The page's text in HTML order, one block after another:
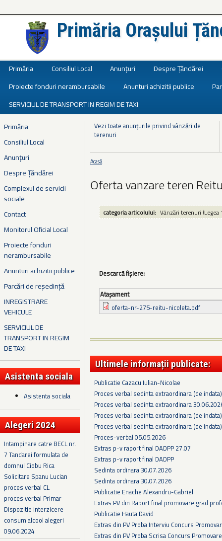
Primăria Orașului
Primăria Consiliul Local Anunțuri Despre Țăndărei
Proiecte fonduri nerambursabile
Anunturi achizitii publice
SERVICIUL DE TRANSPORT IN REGIM DE TAXI
Primăria
Consiliul Local
Anunțuri
Despre Țăndărei
Complexul de servicii
sociale
Contact
Monitorul Oficial Local
Proiecte fonduri
nerambursabile
Anunturi achizitii publice
Parcări de reședință
INREGISTRARE
VEHICULE
SERVICIUL DE
TRANSPORT IN REGIM
DE TAXI
Asistenta sociala
Asistenta sociala
Alegeri 2024
Intampinare catre BECL nr.
7 Tandarei formulata de
domnul Ciobu Rica
Solicitare Spanu Lucian
proces verbal CL
proces verbal Primar
Dispozitie interzicere
consum alcool alegeri
09.06.2024
Vezi toate anunțurile privind vânzări de
terenuri
Eşti aici
Acasă
Oferta vanzare teren
categoria articolului: Vânzări terenuri (Legea
Descarcă fișiere:
Ataşament
oferta-nr-275-reitu-nicoleta.pdf
Ultimele informații publicate:
Publicatie Cazacu Iulian-Nicolae
Proces verbal sedinta extraordinara (de
Proces verbal sedinta extraordinara
Proces verbal sedinta extraordinara (de
Proces verbal sedinta extraordinara (de
Proces-verbal 05.05.2026
Extras p-v raport final DADPP 27.07
Extras p-v raport final DADPP
Sedinta ordinara 30.07.2026
Sedinta ordinara 30.07.2026
Publicatie Enache Alexandru-Gabriel
Extras PV din Raport final promovare grad
Publicatie Hauta David
Extras din PV Proba Interviu Concurs
Extras din PV Proba Scrisa Concurs